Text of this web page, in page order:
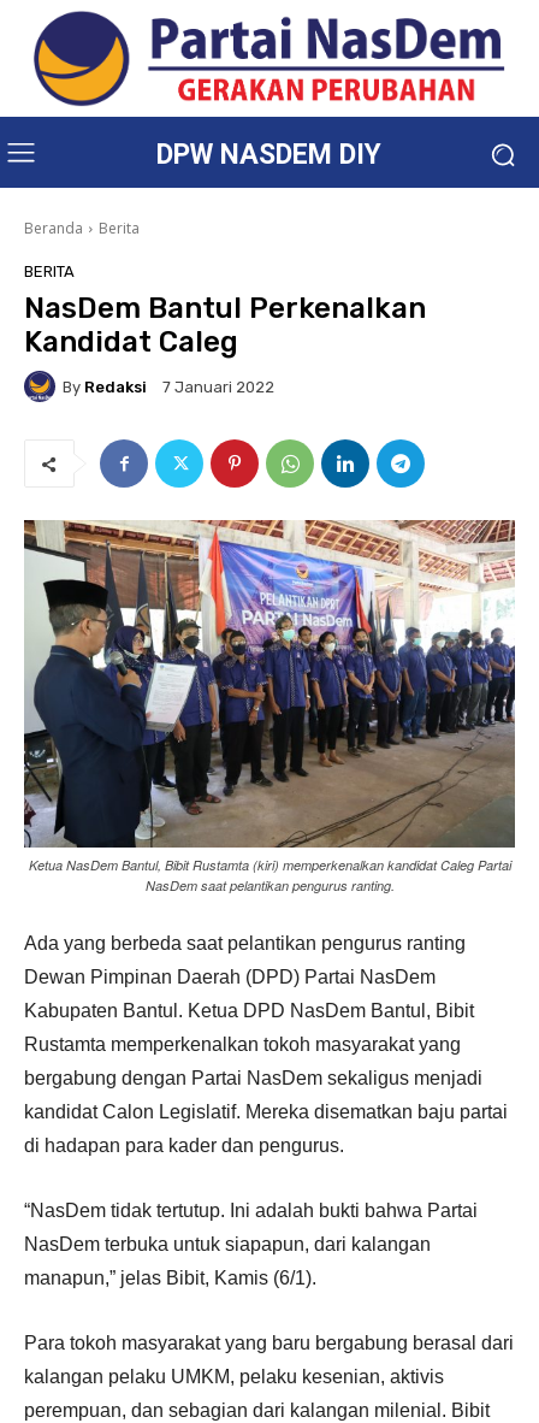
DPW NASDEM DIY
Beranda Berita
BERITA
NasDem Bantul Perkenalkan
Kandidat Caleg
By Redaksi 7 Januari 2022
Ketua NasDem Bantul, Bibit Rustamta (kiri) memperkenalkan kandidat Caleg Partai
NasDem saat pelantikan pengurus ranting.
Ada yang berbeda saat pelantikan pengurus ranting
Dewan Pimpinan Daerah (DPD) Partai NasDem
Kabupaten Bantul. Ketua DPD NasDem Bantul, Bibit
Rustamta memperkenalkan tokoh masyarakat yang
bergabung dengan Partai NasDem sekaligus menjadi
kandidat Calon Legislatif. Mereka disematkan baju partai
di hadapan para kader dan pengurus.
“NasDem tidak tertutup. Ini adalah bukti bahwa Partai
NasDem terbuka untuk siapapun, dari kalangan
manapun,” jelas Bibit, Kamis (6/1).
Para tokoh masyarakat yang baru bergabung berasal dari
kalangan pelaku UMKM, pelaku kesenian, aktivis
perempuan, dan sebagian dari kalangan milenial. Bibit